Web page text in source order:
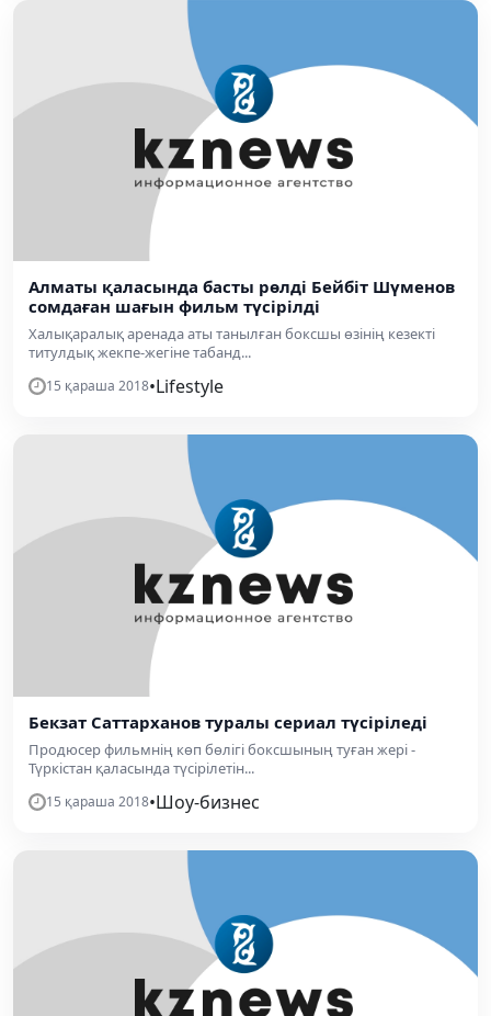
Алматы қаласында басты рөлді Бейбіт Шүменов
сомдаған шағын фильм түсірілді
Халықаралық аренада аты танылған боксшы өзінің кезекті
титулдық жекпе-жегіне табанд...
15 қараша 2018•Lifestyle
Бекзат Саттарханов туралы сериал түсіріледі
Продюсер фильмнің көп бөлігі боксшының туған жері -
Түркістан қаласында түсірілетін...
15 қараша 2018•Шоу-бизнес